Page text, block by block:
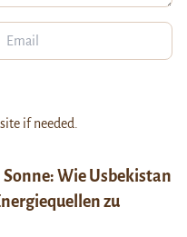
Wie Usbekistan
zu
if needed.